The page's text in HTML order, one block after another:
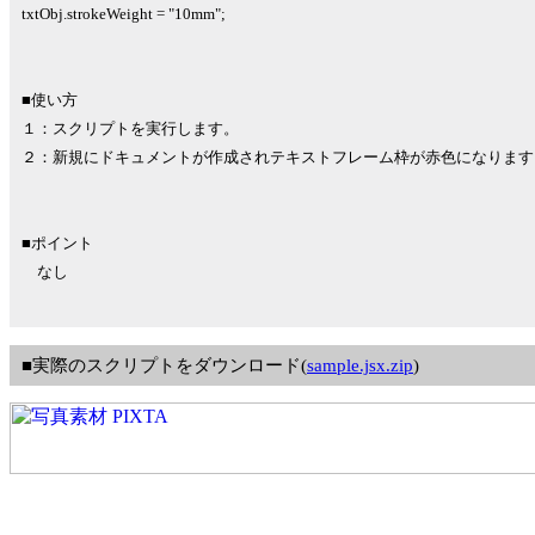
txtObj.strokeWeight = "10mm";
■使い方
１：スクリプトを実行します。
２：新規にドキュメントが作成されテキストフレーム枠が赤色になりま
■ポイント
なし
■実際のスクリプトをダウンロード(sample.jsx.zip)